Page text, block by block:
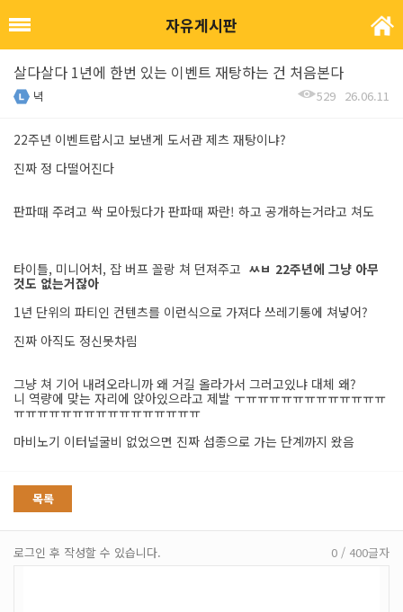
자유게시판
살다살다 1년에 한번 있는 이벤트 재탕하는 건 처음본다
녁 529 26.06.11
22주년 이벤트랍시고 보낸게 도서관 제츠 재탕이냐?
진짜 정 다떨어진다
판파때 주려고 싹 모아뒀다가 판파때 짜란! 하고 공개하는거라고 쳐도
타이틀, 미니어처, 잡 버프 꼴랑 쳐 던져주고 ㅆㅂ 22주년에 그냥 아무
것도 없는거잖아
1년 단위의 파티인 컨텐츠를 이런식으로 가져다 쓰레기통에 쳐넣어?
진짜 아직도 정신못차림
그냥 쳐 기어 내려오라니까 왜 거길 올라가서 그러고있냐 대체 왜?
니 역량에 맞는 자리에 앉아있으라고 제발 ㅜㅠㅠㅠㅠㅠㅠㅠㅠㅠㅠㅠㅠ
ㅠㅠㅠㅠㅠㅠㅠㅠㅠㅠㅠㅠㅠㅠㅠㅠ
마비노기 이터널굴비 없었으면 진짜 섭종으로 가는 단계까지 왔음
목록
로그인 후 작성할 수 있습니다. 0 / 400글자